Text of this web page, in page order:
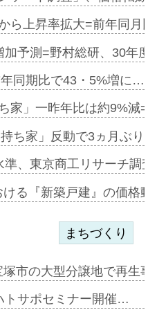
ら上昇率拡大=前年同
加予測=野村総研、30年
同期比で43・5%増に…
家」一昨年比は約9%
ち家」反動で3ヵ月ぶ
準、東京商工リサーチ
る『新築戸建』の価
まちづくり
市の大型分譲地で再
トサポセミナー開催…